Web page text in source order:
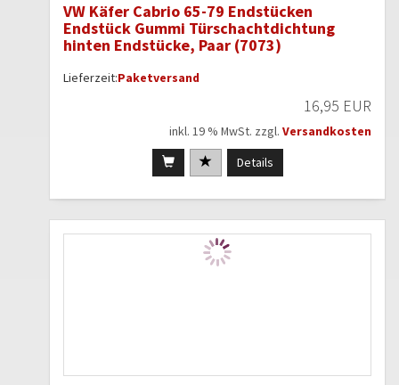
VW Käfer Cabrio 65-79 Endstücken
Endstück Gummi Türschachtdichtung
hinten Endstücke, Paar (7073)
Lieferzeit:Paketversand
16,95 EUR
inkl. 19 % MwSt. zzgl. Versandkosten
Details